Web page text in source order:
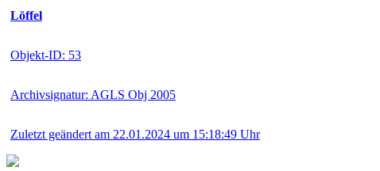
Löffel
Objekt-ID: 53
Archivsignatur: AGLS Obj 2005
Zuletzt geändert am 22.01.2024 um 15:18:49 Uhr